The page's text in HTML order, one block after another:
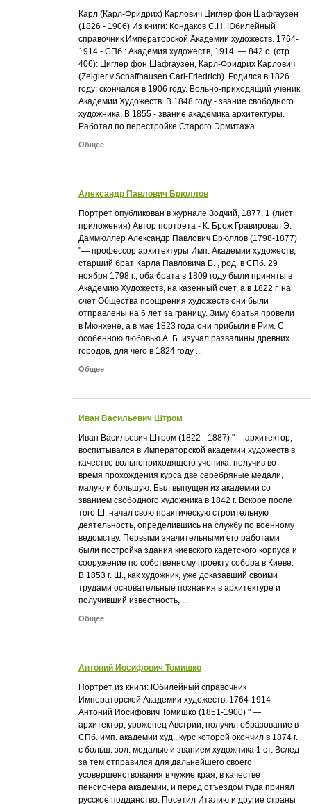
Карл (Карл-Фридрих) Карлович Циглер фон Шафгаузен
(1826 - 1906) Из книги: Кондаков С.Н. Юбилейный
справочник Императорской Академии художеств. 1764-
1914 - СПб.: Академия художеств, 1914. — 842 с. (стр.
406): Циглер фон Шафгаузен, Карл-Фридрих Карлович
(Zeigler v.Schaffhausen Carl-Friedrich). Родился в 1826
году; скончался в 1906 году. Вольно-приходящий ученик
Академии Художеств. В 1848 году - звание свободного
художника. В 1855 - звание академика архитектуры.
Работал по перестройке Старого Эрмитажа. ...
Общее
Александр Павлович Брюллов
Портрет опубликован в журнале Зодчий, 1877, 1 (лист
приложения) Автор портрета - К. Брож Гравировал Э.
Даммюллер Александр Павлович Брюллов (1798-1877)
"— профессор архитектуры Имп. Академии художеств,
старший брат Карла Павловича Б. , род. в СПб. 29
ноября 1798 г.; оба брата в 1809 году были приняты в
Академию Художеств, на казенный счет, а в 1822 г. на
счет Общества поощрения художеств они были
отправлены на 6 лет за границу. Зиму братья провели
в Мюнхене, а в мае 1823 года они прибыли в Рим. С
особенною любовью А. Б. изучал развалины древних
городов, для чего в 1824 году ...
Общее
Иван Васильевич Штром
Иван Васильевич Штром (1822 - 1887) "— архитектор,
воспитывался в Императорской академии художеств в
качестве вольноприходящего ученика, получив во
время прохождения курса две серебряные медали,
малую и большую. Был выпущен из академии со
званием свободного художника в 1842 г. Вскоре после
того Ш. начал свою практическую строительную
деятельность, определившись на службу по военному
ведомству. Первыми значительными его работами
были постройка здания киевского кадетского корпуса и
сооружение по собственному проекту собора в Киеве.
В 1853 г. Ш., как художник, уже доказавший своими
трудами основательные познания в архитектуре и
получивший известность, ...
Общее
Антоний Иосифович Томишко
Портрет из книги: Юбилейный справочник
Императорской Академии художеств. 1764-1914
Антоний Иосифович Томишко (1851-1900) " —
архитектор, уроженец Австрии, получил образование в
СПб. имп. академии худ., курс которой окончил в 1874 г.
с больш. зол. медалью и званием художника 1 ст. Вслед
за тем отправился для дальнейшего своего
усовершенствования в чужие края, в качестве
пенсионера академии, и перед отъездом туда принял
русское подданство. Посетил Италию и другие страны